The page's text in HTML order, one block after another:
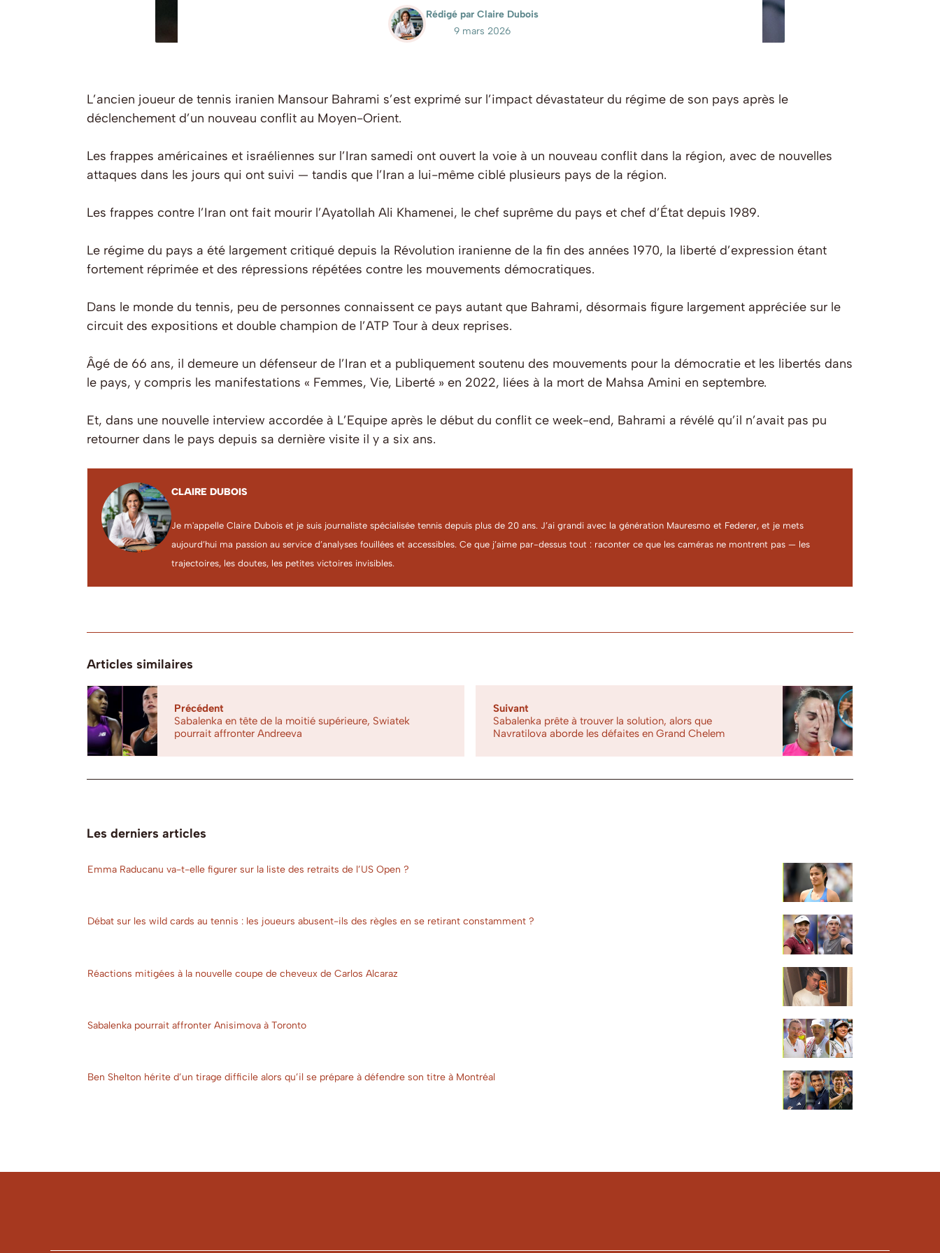
Rédigé par Claire Dubois
9 mars 2026
L’ancien joueur de tennis iranien Mansour Bahrami s’est exprimé sur l’impact dévastateur du régime de son pays après le
déclenchement d’un nouveau conflit au Moyen-Orient.
Les frappes américaines et israéliennes sur l’Iran samedi ont ouvert la voie à un nouveau conflit dans la région, avec de nouvelles
attaques dans les jours qui ont suivi — tandis que l’Iran a lui-même ciblé plusieurs pays de la région.
Les frappes contre l’Iran ont fait mourir l’Ayatollah Ali Khamenei, le chef suprême du pays et chef d’État depuis 1989.
Le régime du pays a été largement critiqué depuis la Révolution iranienne de la fin des années 1970, la liberté d’expression étant
fortement réprimée et des répressions répétées contre les mouvements démocratiques.
Dans le monde du tennis, peu de personnes connaissent ce pays autant que Bahrami, désormais figure largement appréciée sur le
circuit des expositions et double champion de l’ATP Tour à deux reprises.
Âgé de 66 ans, il demeure un défenseur de l’Iran et a publiquement soutenu des mouvements pour la démocratie et les libertés dans
le pays, y compris les manifestations « Femmes, Vie, Liberté » en 2022, liées à la mort de Mahsa Amini en septembre.
Et, dans une nouvelle interview accordée à L’Equipe après le début du conflit ce week-end, Bahrami a révélé qu’il n’avait pas pu
retourner dans le pays depuis sa dernière visite il y a six ans.
CLAIRE DUBOIS
Je m'appelle Claire Dubois et je suis journaliste spécialisée tennis depuis plus de 20 ans. J’ai grandi avec la génération Mauresmo et Federer, et je mets
aujourd’hui ma passion au service d’analyses fouillées et accessibles. Ce que j’aime par-dessus tout : raconter ce que les caméras ne montrent pas — les
trajectoires, les doutes, les petites victoires invisibles.
Articles similaires
Précédent
Sabalenka en tête de la moitié supérieure, Swiatek
pourrait affronter Andreeva
Suivant
Sabalenka prête à trouver la solution, alors que
Navratilova aborde les défaites en Grand Chelem
Les derniers articles
Emma Raducanu va-t-elle figurer sur la liste des retraits de l’US Open ?
Débat sur les wild cards au tennis : les joueurs abusent-ils des règles en se retirant constamment ?
Réactions mitigées à la nouvelle coupe de cheveux de Carlos Alcaraz
Sabalenka pourrait affronter Anisimova à Toronto
Ben Shelton hérite d’un tirage difficile alors qu’il se prépare à défendre son titre à Montréal